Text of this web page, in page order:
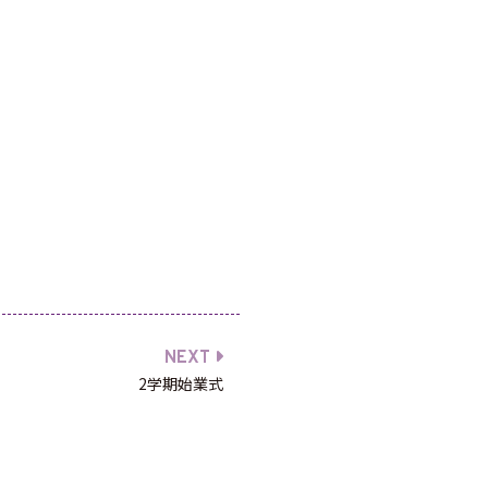
NEXT
2学期始業式